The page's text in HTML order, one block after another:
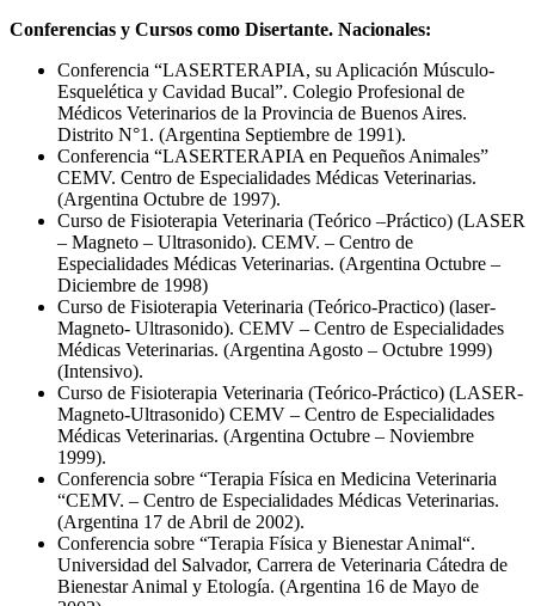
Conferencias y Cursos como Disertante. Nacionales:
Conferencia “LASERTERAPIA, su Aplicación Músculo-
Esquelética y Cavidad Bucal”. Colegio Profesional de
Médicos Veterinarios de la Provincia de Buenos Aires.
Distrito N°1. (Argentina Septiembre de 1991).
Conferencia “LASERTERAPIA en Pequeños Animales”
CEMV. Centro de Especialidades Médicas Veterinarias.
(Argentina Octubre de 1997).
Curso de Fisioterapia Veterinaria (Teórico –Práctico) (LASER
– Magneto – Ultrasonido). CEMV. – Centro de
Especialidades Médicas Veterinarias. (Argentina Octubre –
Diciembre de 1998)
Curso de Fisioterapia Veterinaria (Teórico-Practico) (laser-
Magneto- Ultrasonido). CEMV – Centro de Especialidades
Médicas Veterinarias. (Argentina Agosto – Octubre 1999)
(Intensivo).
Curso de Fisioterapia Veterinaria (Teórico-Práctico) (LASER-
Magneto-Ultrasonido) CEMV – Centro de Especialidades
Médicas Veterinarias. (Argentina Octubre – Noviembre
1999).
Conferencia sobre “Terapia Física en Medicina Veterinaria
“CEMV. – Centro de Especialidades Médicas Veterinarias.
(Argentina 17 de Abril de 2002).
Conferencia sobre “Terapia Física y Bienestar Animal“.
Universidad del Salvador, Carrera de Veterinaria Cátedra de
Bienestar Animal y Etología. (Argentina 16 de Mayo de